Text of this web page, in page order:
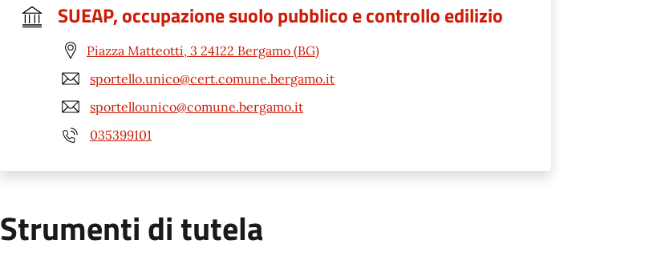
SUEAP, occupazione suolo pubblico e controllo edilizio
Piazza Matteotti, 3 24122 Bergamo (BG)
sportello.unico@cert.comune.bergamo.it
sportellounico@comune.bergamo.it
035399101
Strumenti di tutela